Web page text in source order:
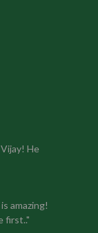
He
amazing!
first.."